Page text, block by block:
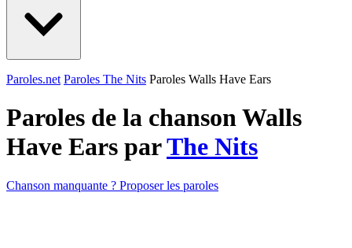
Paroles.net Paroles The Nits Paroles Walls Have Ears
Paroles de la chanson Walls
Have Ears parThe Nits
Chanson manquante ? Proposer les paroles